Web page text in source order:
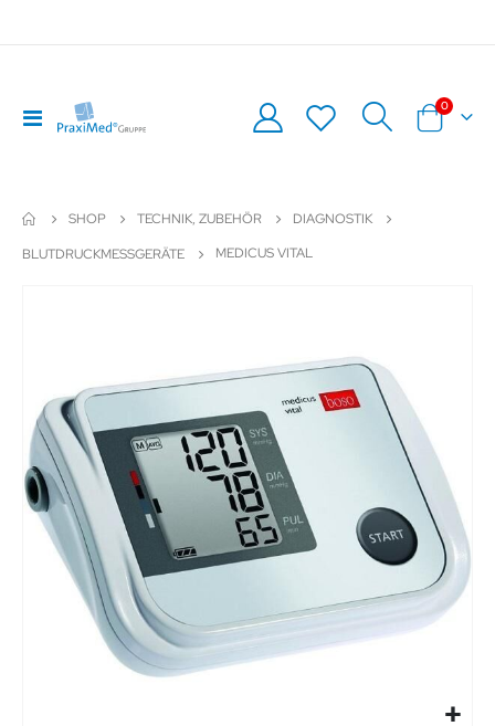
Navigation
umschalten
Warenkorb
0Artikel
SHOP TECHNIK, ZUBEHÖR
DIAGNOSTIK
BLUTDRUCKMESSGERÄTE
MEDICUS VITAL
springen